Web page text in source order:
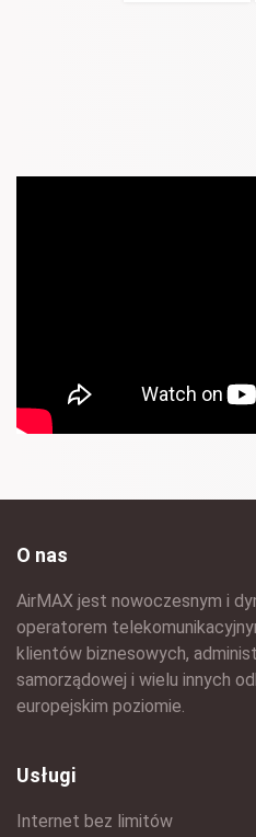
O nas
AirMAX jest nowoczesnym i
operatorem
klientów biznesowych,
samorządowej i wielu innych
europejskim poziomie.
Usługi
Internet bez limitów